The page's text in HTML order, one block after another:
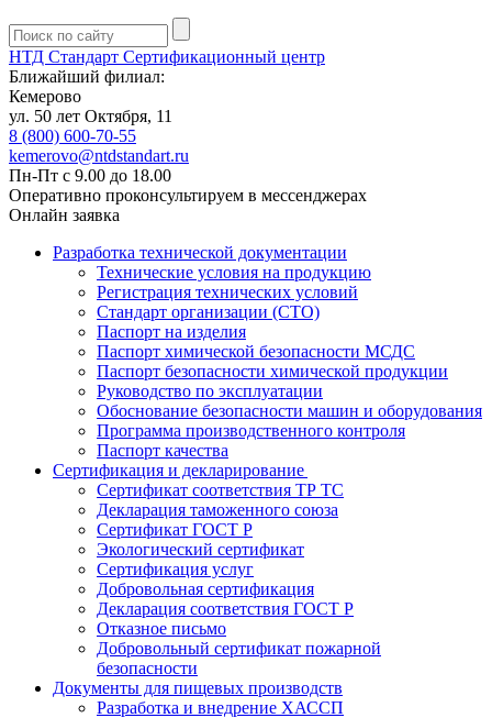
НТД Стандарт Сертификационный центр
Ближайший филиал:
Кемерово
ул. 50 лет Октября, 11
8 (800) 600-70-55
kemerovo@ntdstandart.ru
Пн-Пт с 9.00 до 18.00
Оперативно проконсультируем в мессенджерах
Онлайн заявка
Разработка технической документации
Технические условия на продукцию
Регистрация технических условий
Стандарт организации (СТО)
Паспорт на изделия
Паспорт химической безопасности МСДС
Паспорт безопасности химической продукции
Руководство по эксплуатации
Обоснование безопасности машин и оборудования
Программа производственного контроля
Паспорт качества
Сертификация и декларирование
Сертификат соответствия ТР ТС
Декларация таможенного союза
Сертификат ГОСТ Р
Экологический сертификат
Сертификация услуг
Добровольная сертификация
Декларация соответствия ГОСТ Р
Отказное письмо
Добровольный сертификат пожарной
безопасности
Документы для пищевых производств
Разработка и внедрение ХАССП